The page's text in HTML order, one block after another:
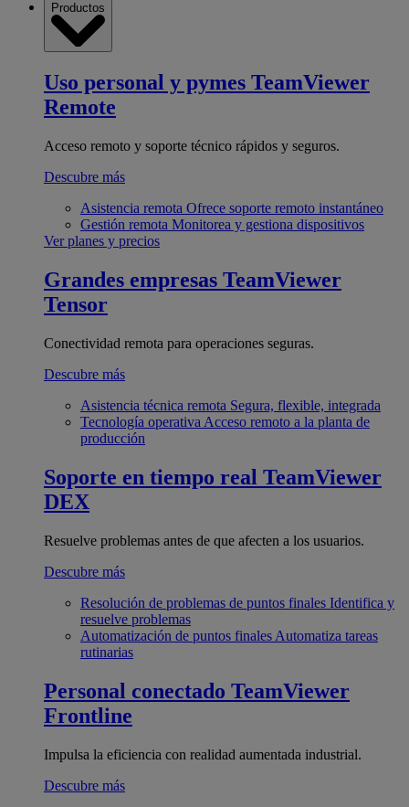
Productos
Uso personal y pymes TeamViewer
Remote
Acceso remoto y soporte técnico rápidos y seguros.
Descubre más
Asistencia remota Ofrece soporte remoto instantáneo
Gestión remota Monitorea y gestiona dispositivos
Ver planes y precios
Grandes empresas TeamViewer
Tensor
Conectividad remota para operaciones seguras.
Descubre más
Asistencia técnica remota Segura, flexible, integrada
Tecnología operativa Acceso remoto a la planta de
producción
Soporte en tiempo real TeamViewer
DEX
Resuelve problemas antes de que afecten a los usuarios.
Descubre más
Resolución de problemas de puntos finales Identifica y
resuelve problemas
Automatización de puntos finales Automatiza tareas
rutinarias
Personal conectado TeamViewer
Frontline
Impulsa la eficiencia con realidad aumentada industrial.
Descubre más